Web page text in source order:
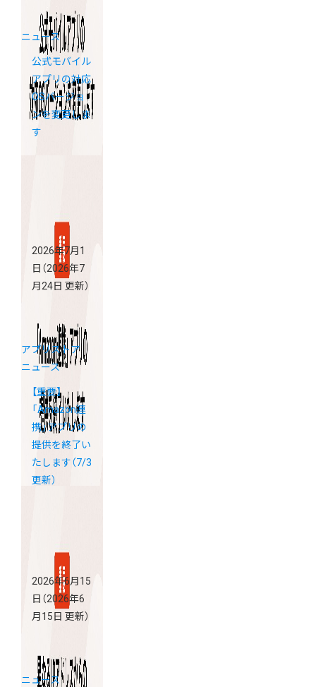
ニュース
公式モバイル
アプリの対応
OSバージョ
ンを変更しま
す
2026年7月1
日 （2026年7
月24日 更新）
アプリストア
ニュース
【重要】
「Amazon連
携」アプリの
提供を終了い
たします（7/3
更新）
2026年6月15
日 （2026年6
月15日 更新）
ニュース